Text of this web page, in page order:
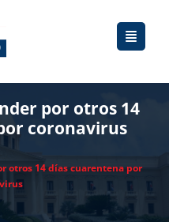
por otros 14
coronavirus
otros 14 días cuarentena por